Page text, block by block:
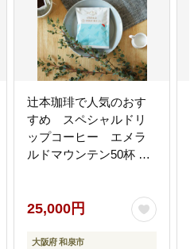
辻本珈琲で人気のおす
すめ スペシャルドリ
ップコーヒー エメラ
ルドマウンテン50杯 自
25,000円
大阪府 和泉市